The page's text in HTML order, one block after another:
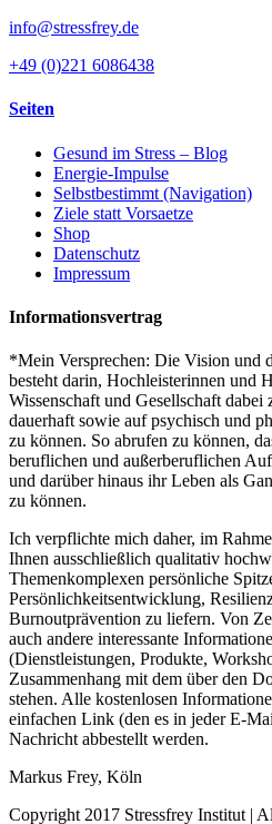
info@stressfrey.de
+49 (0)221 6086438
Seiten
Gesund im Stress – Blog
Energie-Impulse
Selbstbestimmt (Navigation)
Ziele statt Vorsaetze
Shop
Datenschutz
Impressum
Informationsvertrag
*Mein Versprechen: Die Vision und
besteht darin, Hochleisterinnen und
Wissenschaft und Gesellschaft
dauerhaft sowie auf psychisch und
zu können. So abrufen zu können,
beruflichen und außerberuflichen
und darüber hinaus ihr Leben als
zu können.
Ich verpflichte mich daher, im
Ihnen ausschließlich qualitativ
Themenkomplexen persönliche
Persönlichkeitsentwicklung,
Burnoutprävention zu liefern. Von
auch andere interessante
(Dienstleistungen, Produkte,
Zusammenhang mit dem über den
stehen. Alle kostenlosen
einfachen Link (den es in jeder E-
Nachricht abbestellt werden.
Markus Frey, Köln
Copyright 2017 Stressfrey Institut |